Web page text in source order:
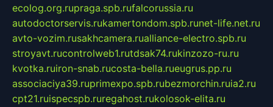
ecolog.org.rupraga.spb.rufalcorussia.ru
autodoctorservis.rukamertondom.spb.runet-life.net.ru
avto-vozim.rusakhcamera.rualliance-electro.spb.ru
stroyavt.rucontrolweb1.rutdsak74.rukinzozo-ru.ru
kvotka.ruiron-snab.rucosta-bella.rueugrus.pp.ru
associaciya39.ruprimexpo.spb.rubezmorchin.ruia2.ru
cpt21.ruispecspb.ruregahost.rukolosok-elita.ru